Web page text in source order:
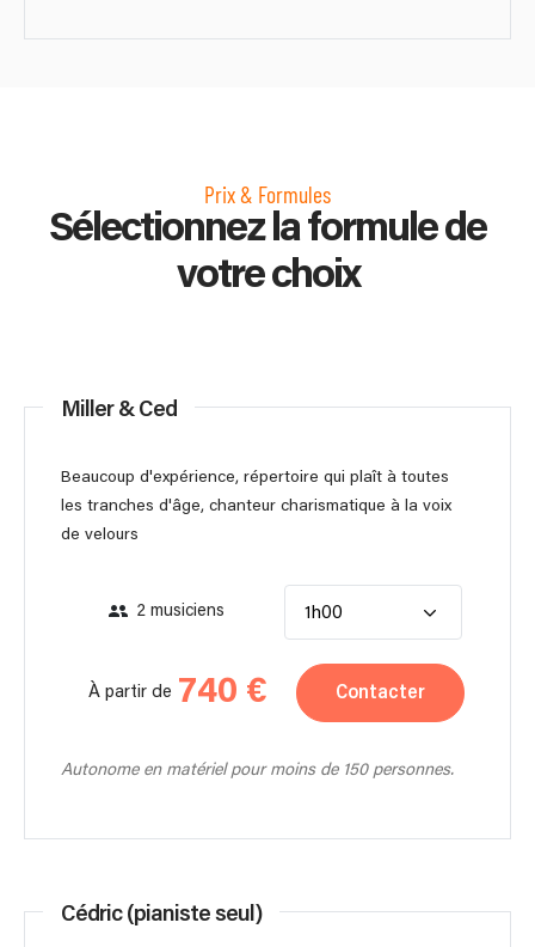
Prix & Formules
Sélectionnez la formule de
votre choix
Miller & Ced
Beaucoup d'expérience, répertoire qui plaît à toutes
les tranches d'âge, chanteur charismatique à la voix
de velours
2 musiciens 1h00
À partir de 740 € Contacter
Autonome en matériel pour moins de 150 personnes.
Cédric (pianiste seul)